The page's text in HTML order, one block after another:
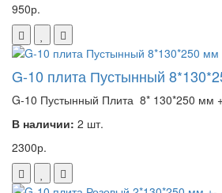
950р.
G-10 плита Пустынный
G-10 Пустынный Плита 8* 130*250 мм
В наличии: 2 шт.
2300р.